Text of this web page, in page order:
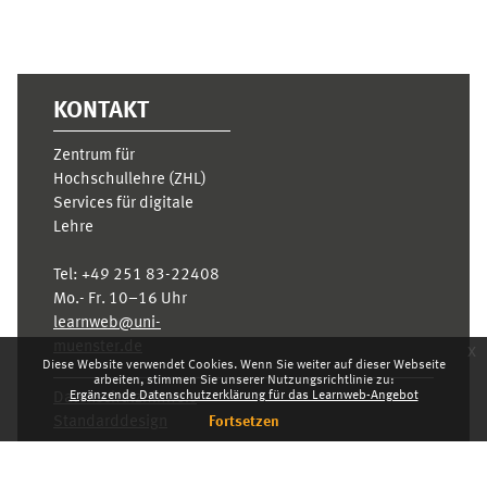
Diese Website verwendet Cookies. Wenn Sie weiter auf dieser Webseite
arbeiten, stimmen Sie unserer Nutzungsrichtlinie zu:
Ergänzende Datenschutzerklärung für das Learnweb-Angebot
Fortsetzen
x
KONTAKT
Zentrum für
Hochschullehre (ZHL)
Services für digitale
Lehre
Tel: +49 251 83-22408
Mo.- Fr. 10–16 Uhr
learnweb@uni-
Datenschutzhinweis